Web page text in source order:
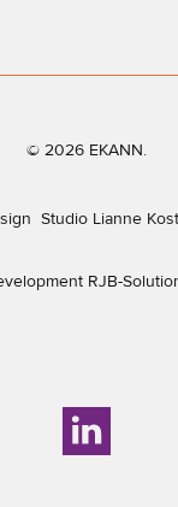
© 2026 EKANN.
Studio Lianne
RJB-